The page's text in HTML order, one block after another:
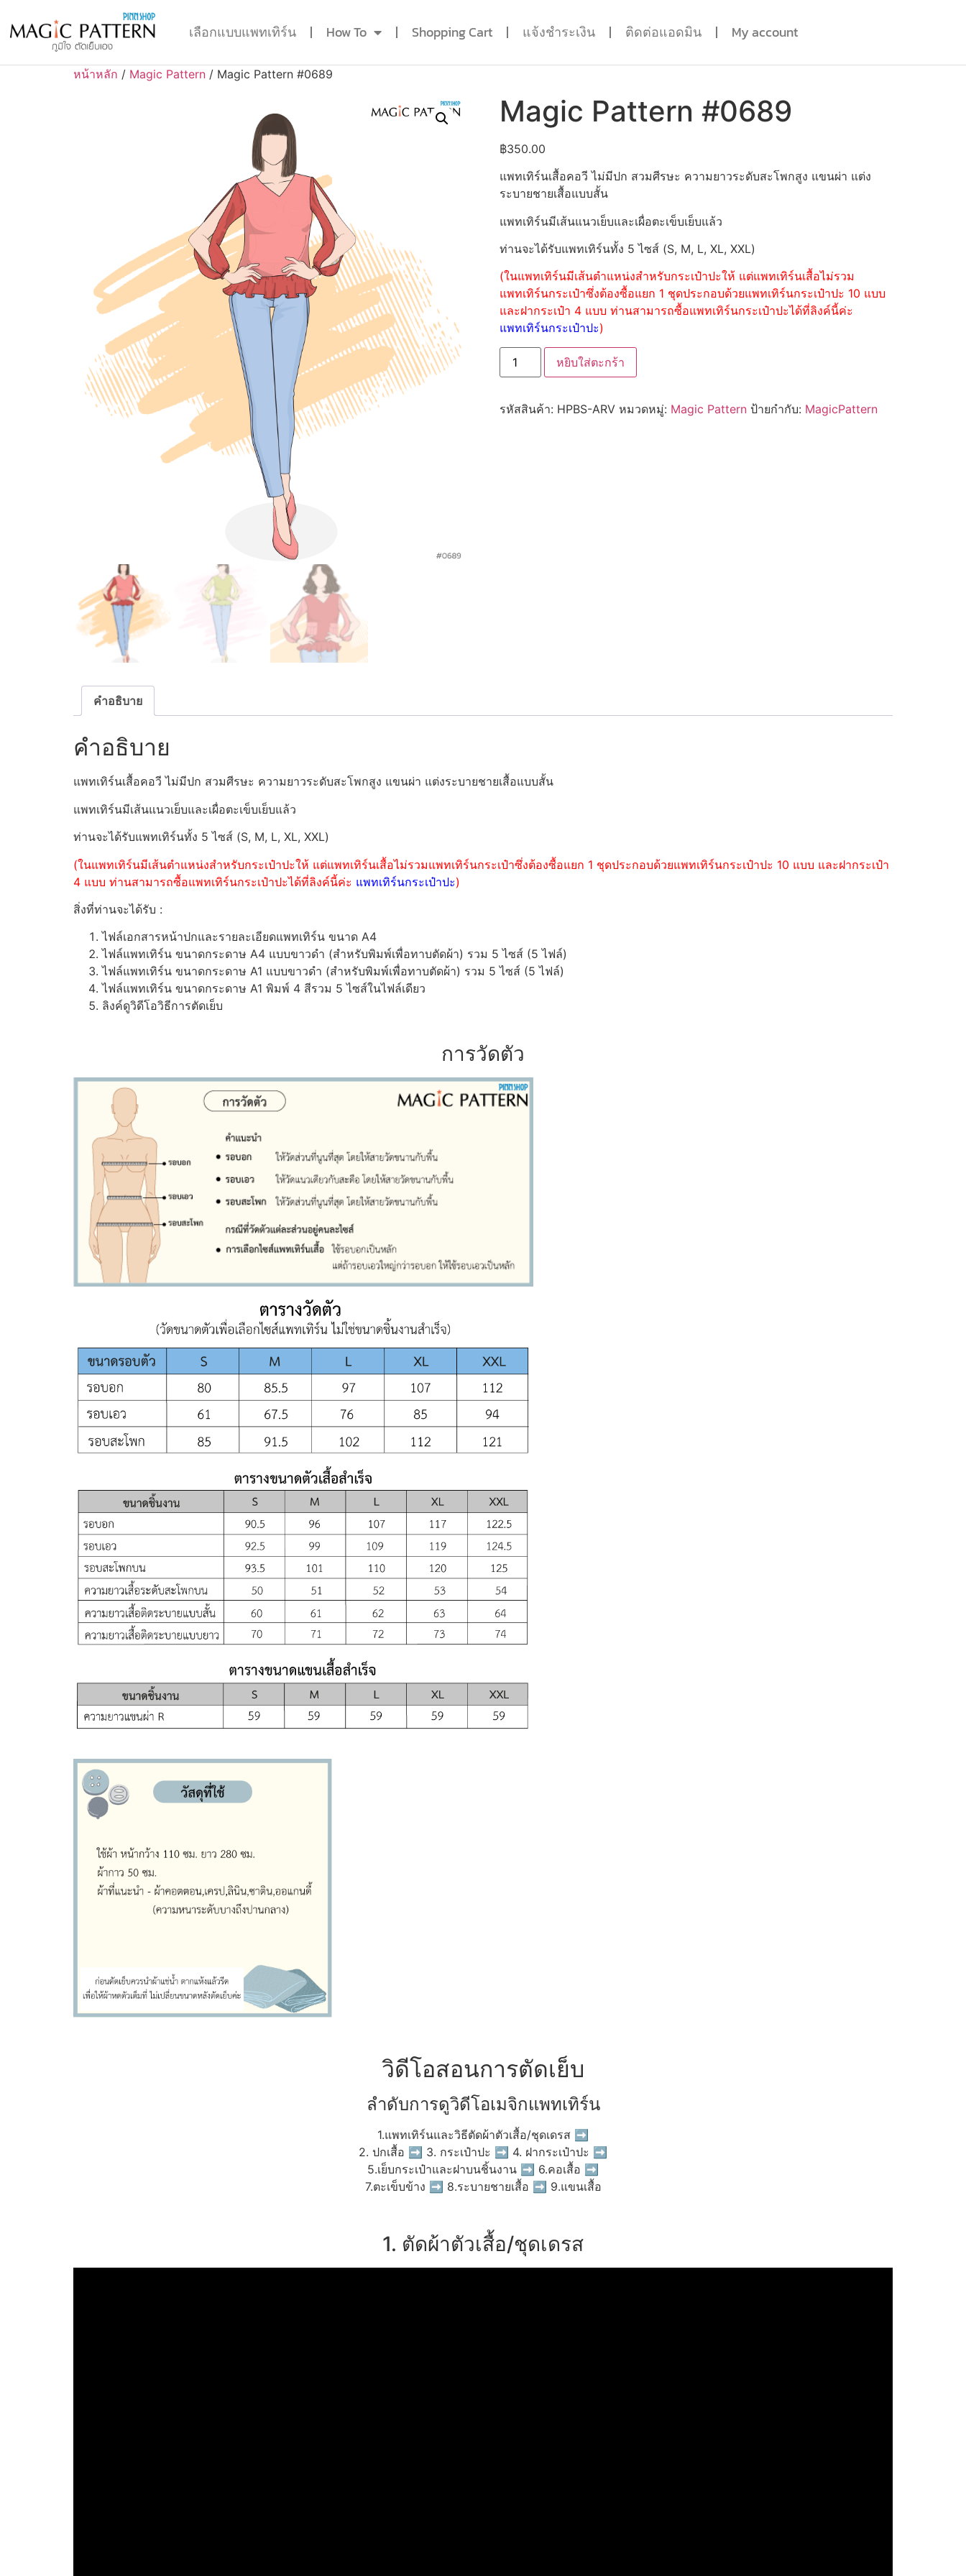
เลือกแบบแพทเทิร์น How To Shopping Cart แจ้งชำระเงิน ติดต่อแอดมิน My account
หน้าหลัก / Magic Pattern / Magic Pattern #0689
Magic Pattern #0689
฿350.00
แพทเทิร์นเสื้อคอวี ไม่มีปก สวมศีรษะ ความยาวระดับสะโพกสูง แขนผ่า แต่ง
ระบายชายเสื้อแบบสั้น
แพทเทิร์นมีเส้นแนวเย็บและเผื่อตะเข็บเย็บแล้ว
ท่านจะได้รับแพทเทิร์นทั้ง 5 ไซส์ (S, M, L, XL, XXL)
(ในแพทเทิร์นมีเส้นตำแหน่งสำหรับกระเป๋าปะให้ แต่แพทเทิร์นเสื้อไม่รวม
แพทเทิร์นกระเป๋าซึ่งต้องซื้อแยก 1 ชุดประกอบด้วยแพทเทิร์นกระเป๋าปะ 10 แบบ
และฝากระเป๋า 4 แบบ ท่านสามารถซื้อแพทเทิร์นกระเป๋าปะได้ที่ลิงค์นี้ค่ะ
แพทเทิร์นกระเป๋าปะ)
หยิบใส่ตะกร้า
รหัสสินค้า: HPBS-ARV หมวดหมู่: Magic Pattern ป้ายกำกับ: MagicPattern
คำอธิบาย
คำอธิบาย
แพทเทิร์นเสื้อคอวี ไม่มีปก สวมศีรษะ ความยาวระดับสะโพกสูง แขนผ่า แต่งระบายชายเสื้อแบบสั้น
แพทเทิร์นมีเส้นแนวเย็บและเผื่อตะเข็บเย็บแล้ว
ท่านจะได้รับแพทเทิร์นทั้ง 5 ไซส์ (S, M, L, XL, XXL)
(ในแพทเทิร์นมีเส้นตำแหน่งสำหรับกระเป๋าปะให้ แต่แพทเทิร์นเสื้อไม่รวมแพทเทิร์นกระเป๋าซึ่งต้องซื้อแยก 1 ชุดประกอบด้วยแพทเทิร์นกระเป๋าปะ 10 แบบ และฝากระเป๋า
4 แบบ ท่านสามารถซื้อแพทเทิร์นกระเป๋าปะได้ที่ลิงค์นี้ค่ะ แพทเทิร์นกระเป๋าปะ)
สิ่งที่ท่านจะได้รับ :
ไฟล์เอกสารหน้าปกและรายละเอียดแพทเทิร์น ขนาด A4
ไฟล์แพทเทิร์น ขนาดกระดาษ A4 แบบขาวดำ (สำหรับพิมพ์เพื่อทาบตัดผ้า) รวม 5 ไซส์ (5 ไฟล์)
ไฟล์แพทเทิร์น ขนาดกระดาษ A1 แบบขาวดำ (สำหรับพิมพ์เพื่อทาบตัดผ้า) รวม 5 ไซส์ (5 ไฟล์)
ไฟล์แพทเทิร์น ขนาดกระดาษ A1 พิมพ์ 4 สีรวม 5 ไซส์ในไฟล์เดียว
ลิงค์ดูวิดีโอวิธีการตัดเย็บ
การวัดตัว
วิดีโอสอนการตัดเย็บ
ลำดับการดูวิดีโอเมจิกแพทเทิร์น
1.แพทเทิร์นและวิธีตัดผ้าตัวเสื้อ/ชุดเดรส ➡
2. ปกเสื้อ ➡ 3. กระเป๋าปะ ➡ 4. ฝากระเป๋าปะ ➡
5.เย็บกระเป๋าและฝาบนชิ้นงาน ➡ 6.คอเสื้อ ➡
7.ตะเข็บข้าง ➡ 8.ระบายชายเสื้อ ➡ 9.แขนเสื้อ
1. ตัดผ้าตัวเสื้อ/ชุดเดรส